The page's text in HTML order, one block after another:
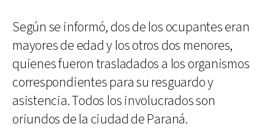
Según se informó, dos de los ocupantes eran
mayores de edad y los otros dos menores,
quienes fueron trasladados a los organismos
correspondientes para su resguardo y
asistencia. Todos los involucrados son
oriundos de la ciudad de Paraná.